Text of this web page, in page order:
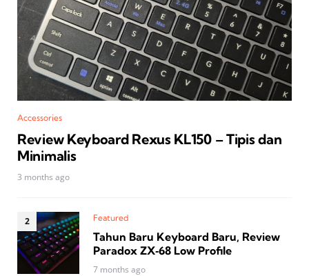
Accessories
Review Keyboard Rexus KL150 – Tipis dan
Minimalis
3 months ago
Featured
Tahun Baru Keyboard Baru, Review
Paradox ZX‑68 Low Profile
7 months ago